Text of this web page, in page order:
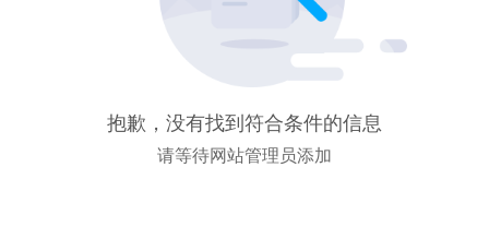
抱歉，没有找到符合条件的信息
请等待网站管理员添加